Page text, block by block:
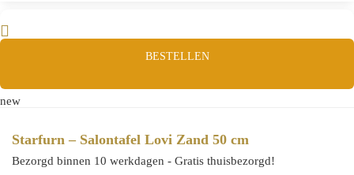
BESTELLEN
new
Starfurn – Salontafel Lovi Zand 50 cm
Bezorgd binnen 10 werkdagen - Gratis thuisbezorgd!